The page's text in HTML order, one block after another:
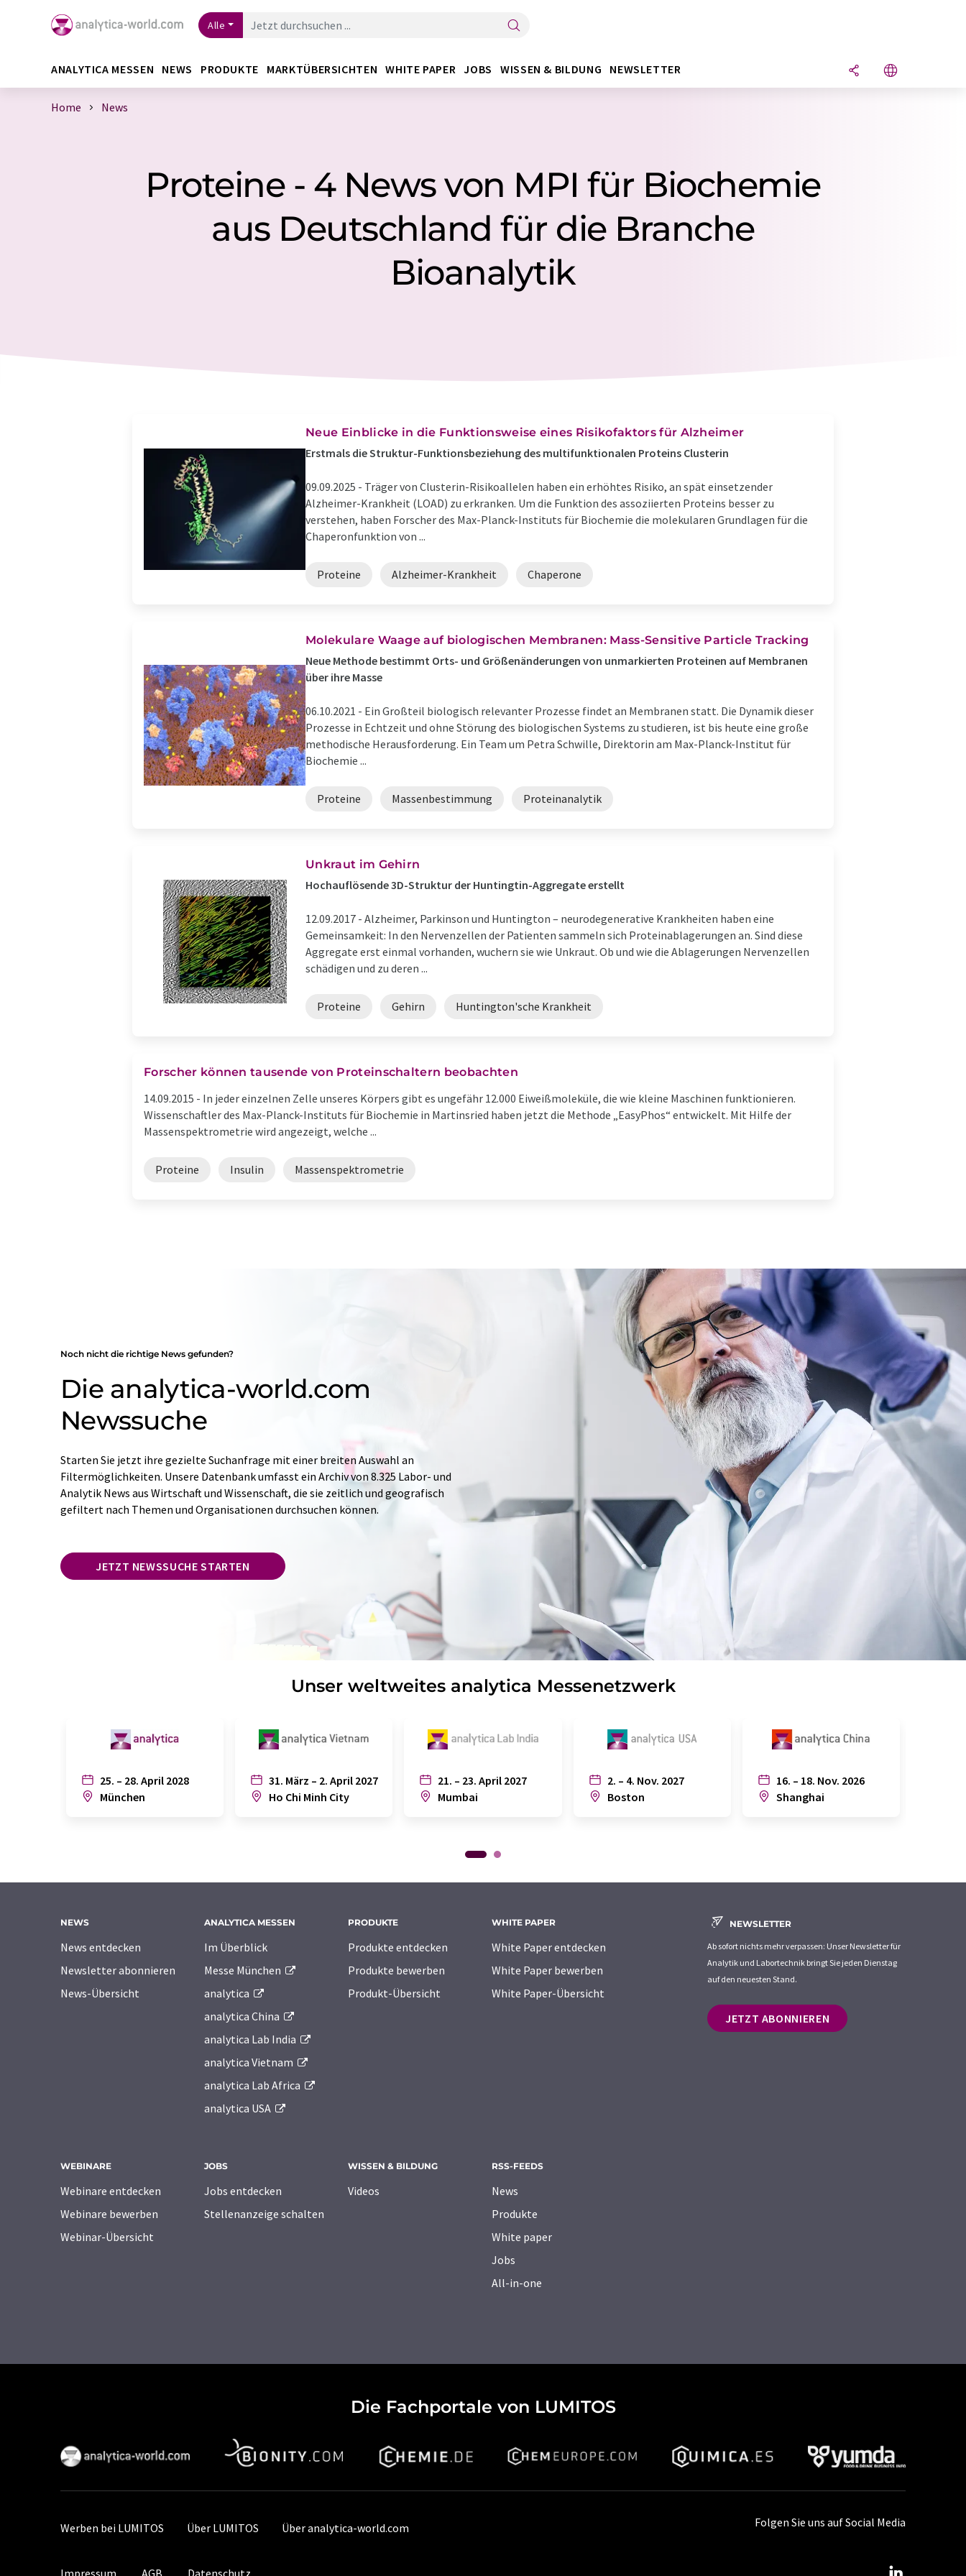
Alle
ANALYTICA MESSEN NEWS PRODUKTE MARKTÜBERSICHTEN WHITE PAPER JOBS WISSEN & BILDUNG NEWSLETTER
Home News
Proteine - 4 News von MPI für Biochemie
aus Deutschland für die Branche
Bioanalytik
Neue Einblicke in die Funktionsweise eines Risikofaktors für Alzheimer
Erstmals die Struktur-Funktionsbeziehung des multifunktionalen Proteins Clusterin
09.09.2025 - Träger von Clusterin-Risikoallelen haben ein erhöhtes Risiko, an spät einsetzender
Alzheimer-Krankheit (LOAD) zu erkranken. Um die Funktion des assoziierten Proteins besser zu
verstehen, haben Forscher des Max-Planck-Instituts für Biochemie die molekularen Grundlagen für die
Chaperonfunktion von ...
Proteine Alzheimer-Krankheit Chaperone
Molekulare Waage auf biologischen Membranen: Mass-Sensitive Particle Tracking
Neue Methode bestimmt Orts- und Größenänderungen von unmarkierten Proteinen auf Membranen
über ihre Masse
06.10.2021 - Ein Großteil biologisch relevanter Prozesse findet an Membranen statt. Die Dynamik dieser
Prozesse in Echtzeit und ohne Störung des biologischen Systems zu studieren, ist bis heute eine große
methodische Herausforderung. Ein Team um Petra Schwille, Direktorin am Max-Planck-Institut für
Biochemie ...
Proteine Massenbestimmung Proteinanalytik
Unkraut im Gehirn
Hochauflösende 3D-Struktur der Huntingtin-Aggregate erstellt
12.09.2017 - Alzheimer, Parkinson und Huntington – neurodegenerative Krankheiten haben eine
Gemeinsamkeit: In den Nervenzellen der Patienten sammeln sich Proteinablagerungen an. Sind diese
Aggregate erst einmal vorhanden, wuchern sie wie Unkraut. Ob und wie die Ablagerungen Nervenzellen
schädigen und zu deren ...
Proteine Gehirn Huntington'sche Krankheit
Forscher können tausende von Proteinschaltern beobachten
14.09.2015 - In jeder einzelnen Zelle unseres Körpers gibt es ungefähr 12.000 Eiweißmoleküle, die wie kleine Maschinen funktionieren.
Wissenschaftler des Max-Planck-Instituts für Biochemie in Martinsried haben jetzt die Methode „EasyPhos“ entwickelt. Mit Hilfe der
Massenspektrometrie wird angezeigt, welche ...
Proteine Insulin Massenspektrometrie
Noch nicht die richtige News gefunden?
Die analytica-world.com
Newssuche
Starten Sie jetzt ihre gezielte Suchanfrage mit einer breiten Auswahl an
Filtermöglichkeiten. Unsere Datenbank umfasst ein Archiv von 8.325 Labor- und
Analytik News aus Wirtschaft und Wissenschaft, die sie zeitlich und geografisch
gefiltert nach Themen und Organisationen durchsuchen können.
JETZT NEWSSUCHE STARTEN
Unser weltweites analytica Messenetzwerk
25. – 28. April 2028
München
31. März – 2. April 2027
Ho Chi Minh City
21. – 23. April 2027
Mumbai
2. – 4. Nov. 2027
Boston
16. – 18. Nov. 2026
Shanghai
NEWS
News entdecken
Newsletter abonnieren
News-Übersicht
ANALYTICA MESSEN
Im Überblick
Messe München
analytica
analytica China
analytica Lab India
analytica Vietnam
analytica Lab Africa
analytica USA
PRODUKTE
Produkte entdecken
Produkte bewerben
Produkt-Übersicht
WHITE PAPER
White Paper entdecken
White Paper bewerben
White Paper-Übersicht
WEBINARE
Webinare entdecken
Webinare bewerben
Webinar-Übersicht
JOBS
Jobs entdecken
Stellenanzeige schalten
WISSEN & BILDUNG
Videos
RSS-FEEDS
News
Produkte
White paper
Jobs
All-in-one
NEWSLETTER
Ab sofort nichts mehr verpassen: Unser Newsletter für
Analytik und Labortechnik bringt Sie jeden Dienstag
auf den neuesten Stand.
JETZT ABONNIEREN
Die Fachportale von LUMITOS
Werben bei LUMITOS Über LUMITOS Über analytica-world.com Folgen Sie uns auf Social Media